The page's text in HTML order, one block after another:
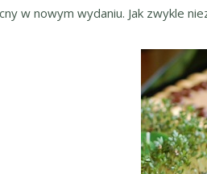
w nowym wydaniu. Jak zwykle